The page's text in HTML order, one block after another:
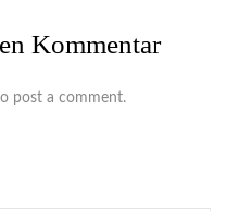
Kommentar
post a comment.